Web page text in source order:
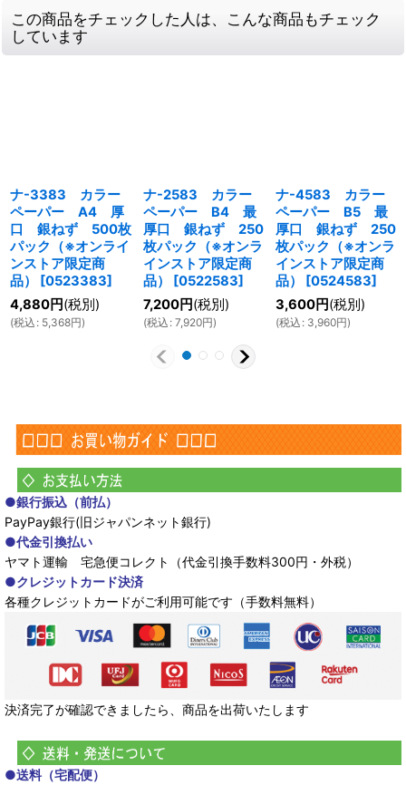
この商品をチェックした人は、こんな商品もチェック
しています
ナ-3383 カラー
ペーパー A4 厚
口 銀ねず 500枚
パック（※オンライ
ンストア限定商
品）
[0523383]
4,880円(税別)
(税込 : 5,368円)
ナ-2583 カラー
ペーパー B4 最
厚口 銀ねず 250
枚パック（※オンラ
インストア限定商
品）
[0522583]
7,200円(税別)
(税込 : 7,920円)
ナ-4583 カラー
ペーパー B5 最
厚口 銀ねず 250
枚パック（※オンラ
インストア限定商
品）
[0524583]
3,600円(税別)
(税込 : 3,960円)
●銀行振込（前払）
PayPay銀行(旧ジャパンネット銀行)
●代金引換払い
ヤマト運輸 宅急便コレクト（代金引換手数料300円・外税）
●クレジットカード決済
各種クレジットカードがご利用可能です（手数料無料）
決済完了が確認できましたら、商品を出荷いたします
●送料（宅配便）